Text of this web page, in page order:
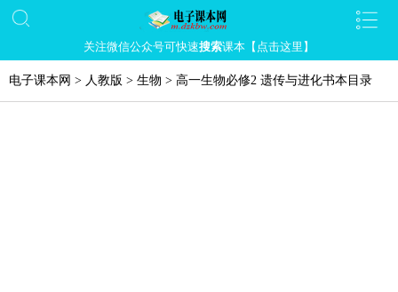
关注微信公众号可快速搜索课本【点击这里】
电子课本网 > 人教版 > 生物 > 高一生物必修2 遗传与进化书本目录